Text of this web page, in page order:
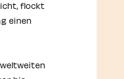
flockt
einen